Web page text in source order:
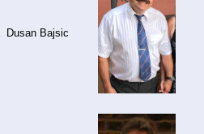
Dusan Bajsic